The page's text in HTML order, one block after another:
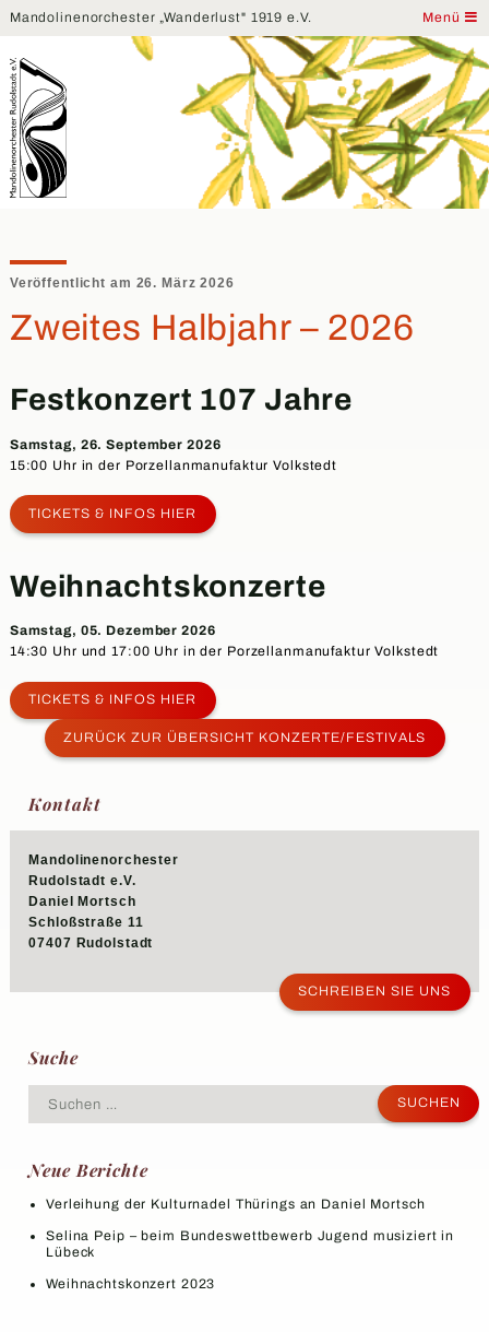
Mandolinenorchester „Wanderlust" 1919 e.V. Menü
Veröffentlicht am 26. März 2026
Zweites Halbjahr – 2026
Festkonzert 107 Jahre
Samstag, 26. September 2026
15:00 Uhr in der Porzellanmanufaktur Volkstedt
TICKETS & INFOS HIER
Weihnachtskonzerte
Samstag, 05. Dezember 2026
14:30 Uhr und 17:00 Uhr in der Porzellanmanufaktur Volkstedt
TICKETS & INFOS HIER
ZURÜCK ZUR ÜBERSICHT KONZERTE/FESTIVALS
Kontakt
Mandolinenorchester
Rudolstadt e.V.
Daniel Mortsch
Schloßstraße 11
07407 Rudolstadt
SCHREIBEN SIE UNS
Suche
nach:
Neue Berichte
Verleihung der Kulturnadel Thürings an Daniel Mortsch
Selina Peip – beim Bundeswettbewerb Jugend musiziert in
Lübeck
Weihnachtskonzert 2023